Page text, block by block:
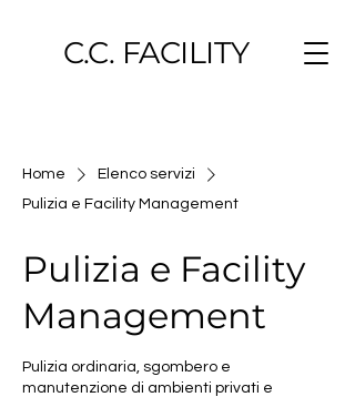
C.C. FACILITY
Home
Elenco servizi
Pulizia e Facility Management
Pulizia e Facility
Management
Pulizia ordinaria, sgombero e
manutenzione di ambienti privati e